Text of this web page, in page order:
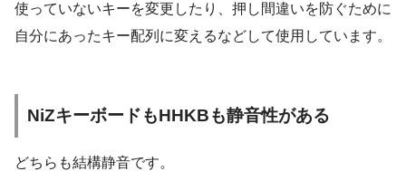
使っていないキーを変更したり、押し間違いを防ぐために
自分にあったキー配列に変えるなどして使用しています。
NiZキーボードもHHKBも静音性がある
どちらも結構静音です。